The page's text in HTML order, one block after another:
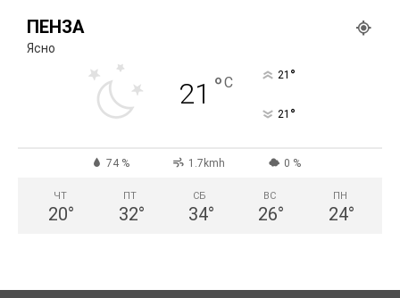
ПЕНЗА
Ясно
21 °C 21 °
21 °
74 % 1.7kmh 0 %
ЧТ
20°
ПТ
32°
СБ
34°
ВС
26°
ПН
24°